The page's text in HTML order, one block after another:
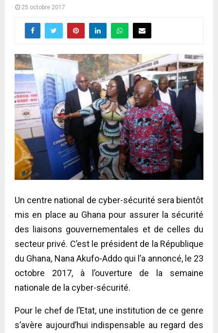
25 octobre 2017
Un centre national de cyber-sécurité sera bientôt
mis en place au Ghana pour assurer la sécurité
des liaisons gouvernementales et de celles du
secteur privé. C’est le président de la République
du Ghana, Nana Akufo-Addo qui l’a annoncé, le 23
octobre 2017, à l’ouverture de la semaine
nationale de la cyber-sécurité.
Pour le chef de l’Etat, une institution de ce genre
s’avère aujourd’hui indispensable au regard des